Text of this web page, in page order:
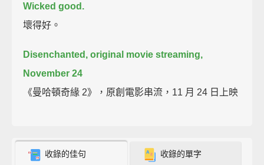
Wicked good.
壞得好。
Disenchanted, original movie streaming,
November 24
《曼哈頓奇緣 2》，原創電影串流，11 月 24 日上映
收錄的佳句 收錄的單字